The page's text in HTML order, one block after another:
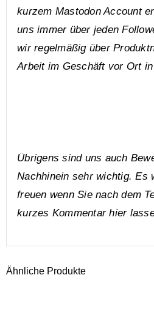
kurzem MastodonAccount
uns immer über jeden
wir regelmäßig über
Arbeit im Geschäft vor Ort
Übrigens sind uns auch
Nachhinein sehr wichtig. Es
freuen wenn Sie nach dem
kurzes Kommentar hier
Ähnliche Produkte